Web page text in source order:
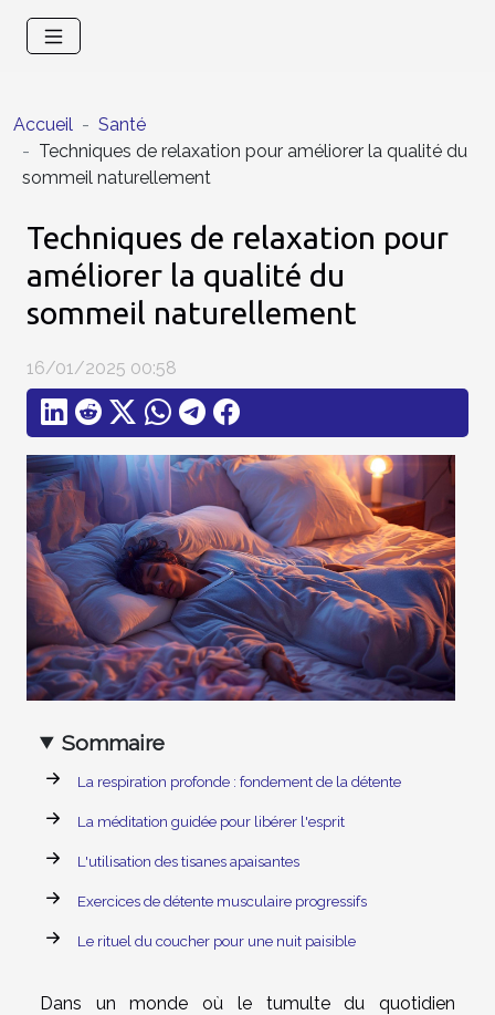
Accueil
Santé
Techniques de relaxation pour améliorer la qualité du
sommeil naturellement
Techniques de relaxation pour
améliorer la qualité du
sommeil naturellement
16/01/2025 00:58
Sommaire
La respiration profonde : fondement de la détente
La méditation guidée pour libérer l'esprit
L'utilisation des tisanes apaisantes
Exercices de détente musculaire progressifs
Le rituel du coucher pour une nuit paisible
Dans un monde où le tumulte du quotidien